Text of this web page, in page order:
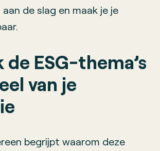
de slag en maak je je
de ESG-thema’s
van je
begrijpt waarom deze